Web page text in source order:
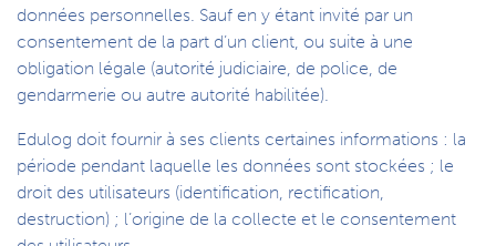
données personnelles. Sauf en y étant invité par un
consentement de la part d’un client, ou suite à une
obligation légale (autorité judiciaire, de police, de
gendarmerie ou autre autorité habilitée).
Edulog doit fournir à ses clients certaines informations : la
période pendant laquelle les données sont stockées ; le
droit des utilisateurs (identification, rectification,
destruction) ; l’origine de la collecte et le consentement